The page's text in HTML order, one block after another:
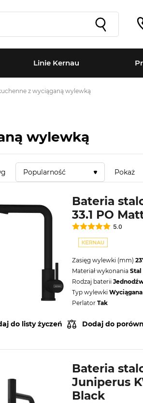
Linie Kernau
z wyciąganą wylewką
wylewką
Popularność Pokaż
Bateria
33.1 PO
5.0
Zasięg wylewki (mm)
Materiał wykonania Stal
Rodzaj baterii
Typ wylewki Wyciągana
Perlator Tak
do listy życzeń Dodaj do
Bateria
Juniperus
Black